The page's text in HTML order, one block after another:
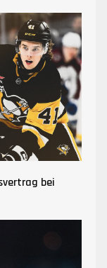
bei